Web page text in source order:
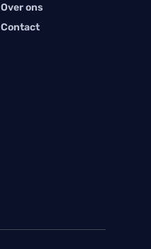
Over ons
Contact